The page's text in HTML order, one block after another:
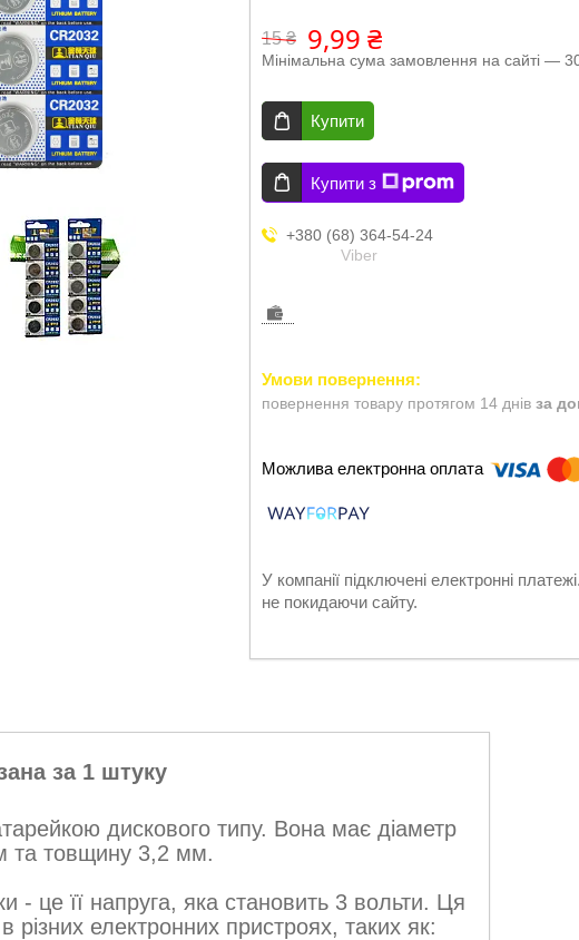
15 ₴ 9,99 ₴
Мінімальна сума замовлення на сайті —
Купити
Купити з
+380 (68) 364-54-24
Viber
повернення товару протягом 14 днів за
У компанії підключені електронні
не покидаючи сайту.
за 1 штуку
дискового типу. Вона має діаметр
та товщину 3,2 мм.
- це її напруга, яка становить 3 вольти. Ця
різних електронних пристроях, таких як: